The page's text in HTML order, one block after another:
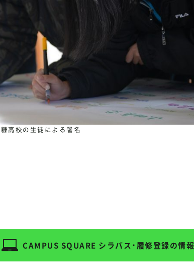
高校の生徒による署名
CAMPUS SQUARE シラバス･履修登録の情報